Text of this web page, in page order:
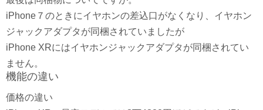
iPhone７のときにイヤホンの差込口がなくなり、イヤホン
ジャックアダプタが同梱されていましたが
iPhone XRにはイヤホンジャックアダプタが同梱されてい
ません。
機能の違い
価格の違い